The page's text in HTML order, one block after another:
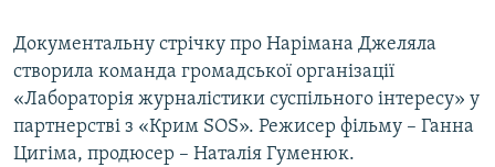
Документальну стрічку про Нарімана Джеляла
створила команда громадської організації
«Лабораторія журналістики суспільного інтересу» у
партнерстві з «Крим SOS». Режисер фільму – Ганна
Цигіма, продюсер – Наталія Гуменюк.